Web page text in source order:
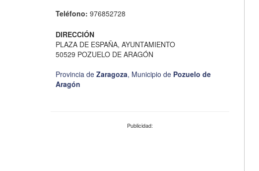
Teléfono: 976852728
DIRECCIÓN
PLAZA DE ESPAÑA, AYUNTAMIENTO
50529 POZUELO DE ARAGÓN
Provincia de Zaragoza, Municipio de Pozuelo de
Aragón
Publicidad: